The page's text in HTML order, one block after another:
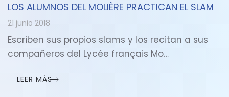
LOS ALUMNOS DEL MOLIÈRE PRACTICAN EL SLAM
21 junio 2018
Escriben sus propios slams y los recitan a sus
compañeros del Lycée français Mo…
LEER MÁS